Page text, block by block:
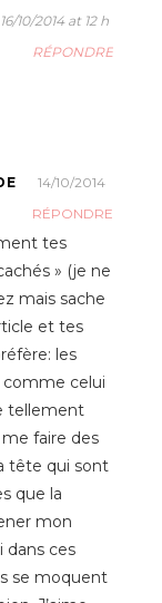
16/10/2014 at 12 h
RÉPONDRE
14/10/2014
RÉPONDRE
tes
» (je ne
mais sache
et tes
les
comme celui
tellement
me faire des
tête qui sont
que la
mon
dans ces
se moquent